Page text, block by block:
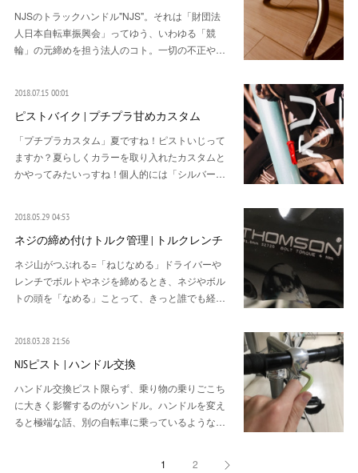
NJSのトラックハンドル"NJS"。それは「財団法
人日本自転車振興会」ってゆう、いわゆる「競
輪」の元締めを担う法人のコト。一切の不正や…
2018.07.15 00:01
ピストバイク | プチプラ甘めカスタム
「プチプラカスタム」夏ですね！ピストいじって
ますか？夏らしくカラーを取り入れたカスタムと
かやってみたいっすね！個人的には「シルバー…
2018.05.29 04:53
ネジの締め付けトルク管理 | トルクレンチ
ネジ山がつぶれる=「ねじなめる」ドライバーや
レンチでボルトやネジを締めるとき、ネジやボル
トの頭を「なめる」ことって、きっと誰でも経…
2018.03.28 21:56
NJSピスト | ハンドル交換
ハンドル交換ピスト限らず、乗り物の乗りごこち
に大きく影響するのがハンドル。ハンドルを変え
ると極端な話、別の自転車に乗っているような…
1 2